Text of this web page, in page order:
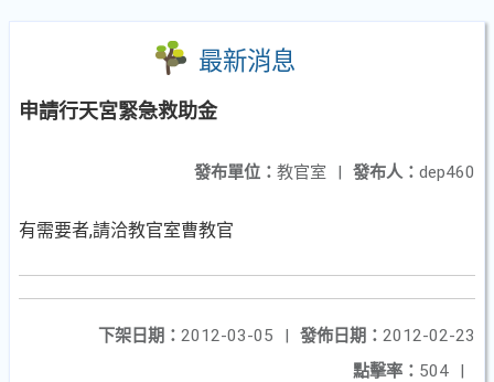
最新消息
申請行天宮緊急救助金
發布人： dep460
發布單位： 教官室 |
有需要者,請洽教官室曹教官
發佈日期： 2012-02-23
下架日期： 2012-03-05
|
點擊率： 504 |